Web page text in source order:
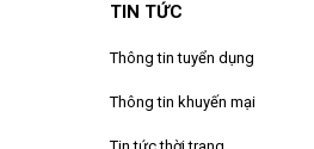
TIN TỨC
Thông tin tuyển dụng
Thông tin khuyến mại